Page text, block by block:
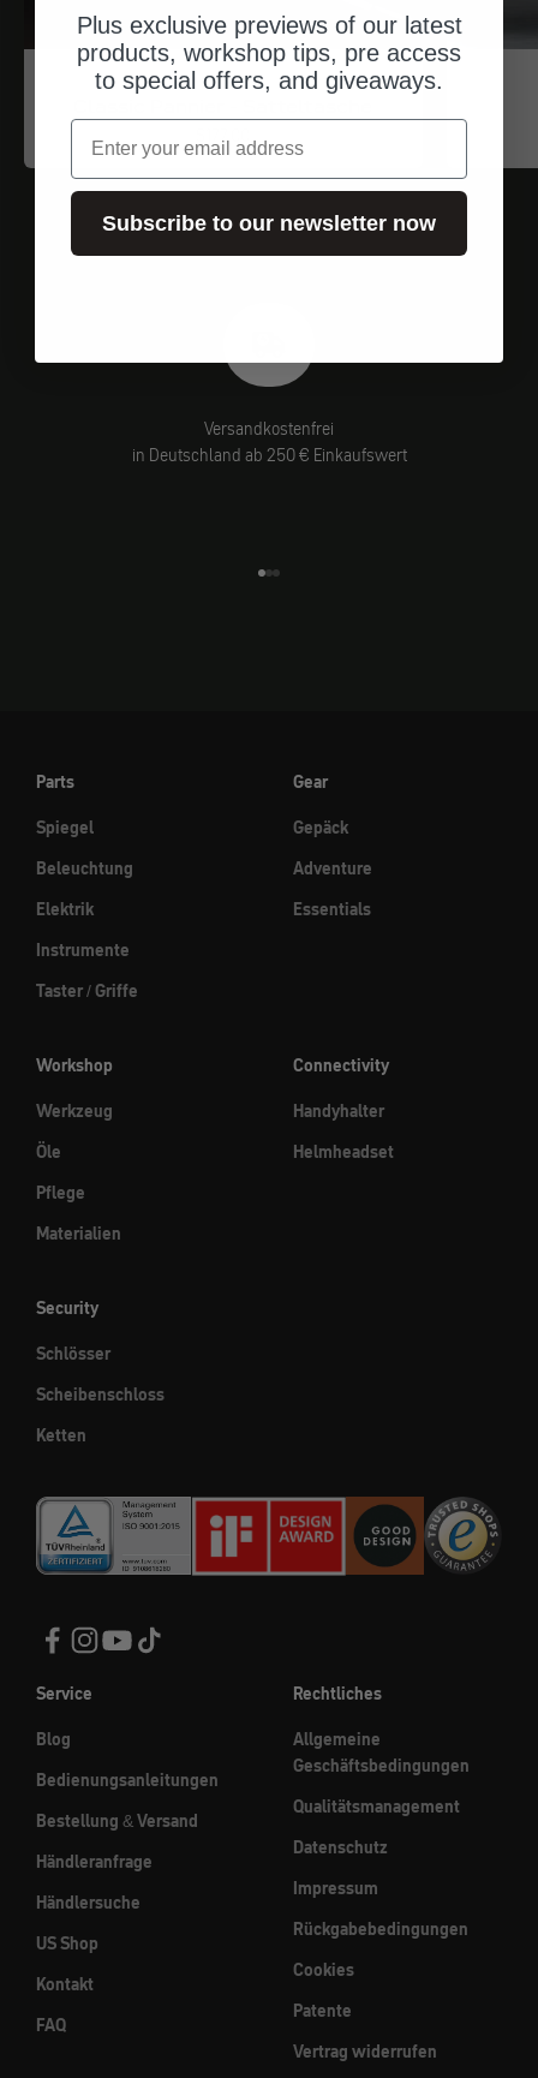
Trip Machine
$177.00
Versandkostenfrei
in Deutschland ab 250 € Einkaufswert
Gehe zu Element 1
Gehe zu Element 2
Gehe zu Element 3
Parts
Spiegel
Beleuchtung
Elektrik
Instrumente
Taster / Griffe
Gear
Gepäck
Adventure
Essentials
Workshop
Werkzeug
Öle
Pflege
Materialien
Connectivity
Handyhalter
Helmheadset
Security
Schlösser
Scheibenschloss
Ketten
Service
Blog
Bedienungsanleitungen
Bestellung & Versand
Händleranfrage
Händlersuche
US Shop
Kontakt
FAQ
Rechtliches
Allgemeine
Geschäftsbedingungen
Qualitätsmanagement
Datenschutz
Impressum
Rückgabebedingungen
Cookies
Patente
Vertrag widerrufen
Plus exclusive previews of our latest
products, workshop tips, pre access
to special offers, and giveaways.
Email
Subscribe to our newsletter now